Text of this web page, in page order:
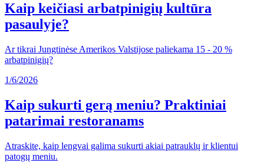
Kaip keičiasi arbatpinigių kultūra
pasaulyje?
Ar tikrai Jungtinėse Amerikos Valstijose paliekama 15 - 20 %
arbatpinigių?
1/6/2026
Kaip sukurti gerą meniu? Praktiniai
patarimai restoranams
Atraskite, kaip lengvai galima sukurti akiai patrauklų ir klientui
patogų meniu.